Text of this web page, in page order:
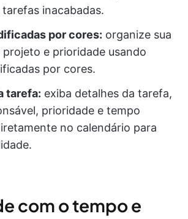
inacabadas.
por cores: organize sua
projeto e prioridade usando
por cores.
tarefa: exiba detalhes da tarefa,
prioridade e tempo
no calendário para
com o tempo e